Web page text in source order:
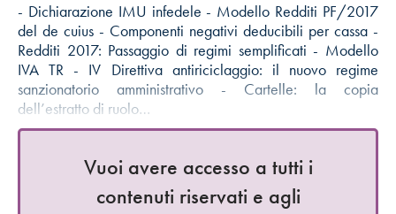
- Dichiarazione IMU infedele - Modello Redditi PF/2017
del de cuius - Componenti negativi deducibili per cassa -
Redditi 2017: Passaggio di regimi semplificati - Modello
IVA TR - IV Direttiva antiriciclaggio: il nuovo regime
sanzionatorio amministrativo - Cartelle: la copia
dell’estratto di ruolo…
Vuoi avere accesso a tutti i
contenuti riservati e agli